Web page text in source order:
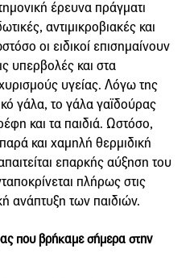
έρευνα πράγματι
αντιμικροβιακές και
οι ειδικοί επισημαίνουν
υπερβολές και στα
υγείας. Λόγω της
γάλα, το γάλα γαϊδούρας
και τα παιδιά. Ωστόσο,
και χαμηλή θερμιδική
επαρκής αύξηση του
πλήρως στις
ανάπτυξη των παιδιών.
που βρήκαμε σήμερα στην